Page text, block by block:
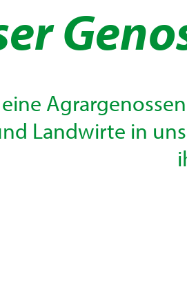
eine
Landwirte in